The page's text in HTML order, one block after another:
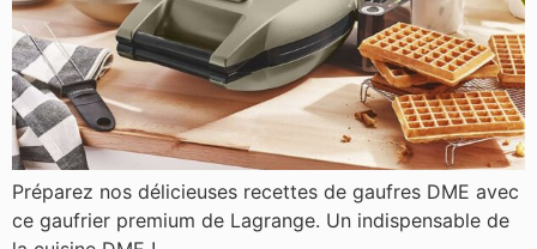
Préparez nos délicieuses recettes de gaufres DME avec
ce gaufrier premium de Lagrange. Un indispensable de